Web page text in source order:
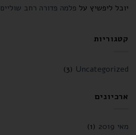
יובל ליפשיץ על פלמה פדורה רחב שוליים 10
קטגוריות
Uncategorized
(3)
ארכיונים
מאי 2019
(1)